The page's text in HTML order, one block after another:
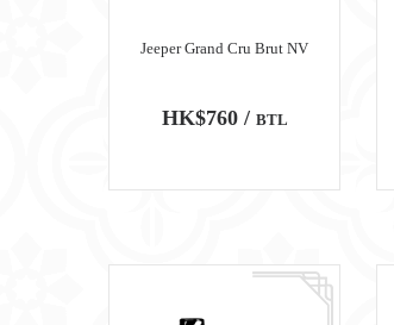
Jeeper Grand Cru Brut NV
HK$760 / BTL